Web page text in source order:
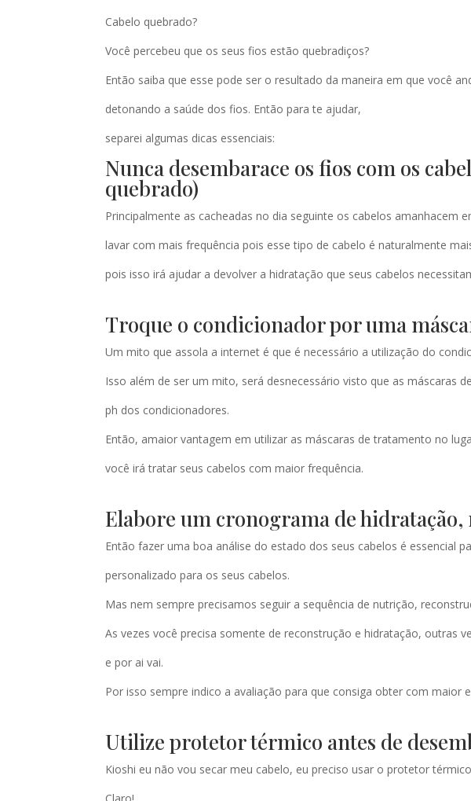
Cabelo quebrado?
Você percebeu que os seus fios estão quebradiços?
Então saiba que esse pode ser o resultado da maneira em que você
detonando a saúde dos fios. Então para te ajudar,
separei algumas dicas essenciais:
Nunca desembarace os fios com os
quebrado)
Principalmente as cacheadas no dia seguinte os cabelos amanhacem
lavar com mais frequência pois esse tipo de cabelo é naturalmente
pois isso irá ajudar a devolver a hidratação que seus cabelos
Troque o condicionador por uma
Um mito que assola a internet é que é necessário a utilização do
Isso além de ser um mito, será desnecessário visto que as máscaras
ph dos condicionadores.
Então, amaior vantagem em utilizar as máscaras de tratamento no
você irá tratar seus cabelos com maior frequência.
Elabore um cronograma de
Então fazer uma boa análise do estado dos seus cabelos é essencial
personalizado para os seus cabelos.
Mas nem sempre precisamos seguir a sequência de nutrição,
As vezes você precisa somente de reconstrução e hidratação, outras
e por ai vai.
Por isso sempre indico a avaliação para que consiga obter com maior
Utilize protetor térmico antes de
Kioshi eu não vou secar meu cabelo, eu preciso usar o protetor